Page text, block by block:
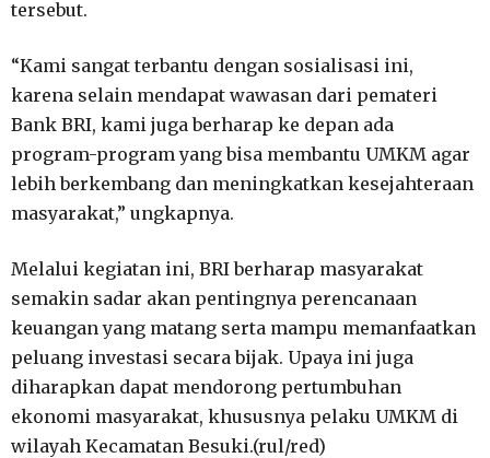
tersebut.
“Kami sangat terbantu dengan sosialisasi ini,
karena selain mendapat wawasan dari pemateri
Bank BRI, kami juga berharap ke depan ada
program-program yang bisa membantu UMKM agar
lebih berkembang dan meningkatkan kesejahteraan
masyarakat,” ungkapnya.
Melalui kegiatan ini, BRI berharap masyarakat
semakin sadar akan pentingnya perencanaan
keuangan yang matang serta mampu memanfaatkan
peluang investasi secara bijak. Upaya ini juga
diharapkan dapat mendorong pertumbuhan
ekonomi masyarakat, khususnya pelaku UMKM di
wilayah Kecamatan Besuki.(rul/red)